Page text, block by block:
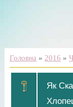
Головна » 2016 »
Як